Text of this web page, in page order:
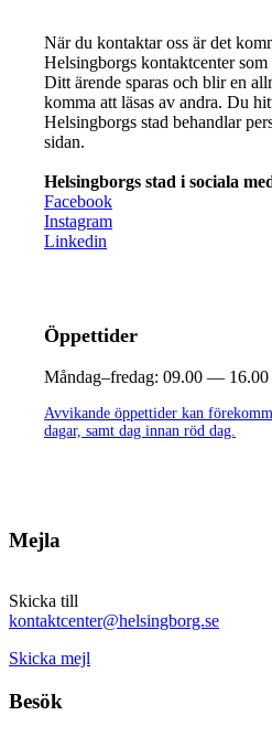
När du kontaktar oss är det
Helsingborgs kontaktcenter
Ditt ärende sparas och blir en
komma att läsas av andra. Du
Helsingborgs stad behandlar
sidan.
Helsingborgs stad i sociala
Facebook
Instagram
Linkedin
Öppettider
Måndag–fredag: 09.00 — 16.00
Avvikande öppettider kan
dagar, samt dag innan röd dag.
Mejla
Skicka till
kontaktcenter@helsingborg.se
Skicka mejl
Besök